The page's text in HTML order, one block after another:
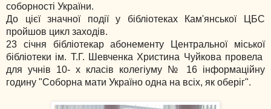
соборності України.
До цієї значної події у бібліотеках Кам'янської ЦБС
пройшов цикл заходів.
23 січня бібліотекар абонементу Центральної міської
бібліотеки ім. Т.Г. Шевченка Христина Чуйкова провела
для учнів 10- х класів колегіуму № 16 інформаційну
годину "Соборна мати Україно одна на всіх, як оберіг".